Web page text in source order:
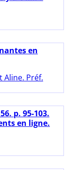
en
Aline. Préf.
p. 95-103.
en ligne.